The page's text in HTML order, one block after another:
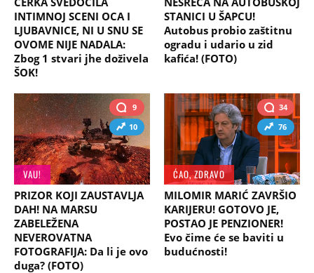
INTIMNOJ SCENI OCA I
LJUBAVNICE, NI U SNU SE
OVOME NIJE NADALA:
Zbog 1 stvari jhe doživela
ŠOK!
STANICI U ŠAPCU!
Autobus probio zaštitnu
ogradu i udario u zid
kafića! (FOTO)
9
10
VAU!
PRIZOR KOJI ZAUSTAVLJA
DAH! NA MARSU
ZABELEŽENA
NEVEROVATNA
FOTOGRAFIJA: Da li je ovo
duga? (FOTO)
34
76
ĆAO, ZDRAVO
MILOMIR MARIĆ ZAVRŠIO
KARIJERU! GOTOVO JE,
POSTAO JE PENZIONER!
Evo čime će se baviti u
budućnosti!